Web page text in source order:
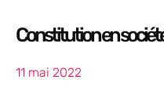
Constitution en
11 mai 2022